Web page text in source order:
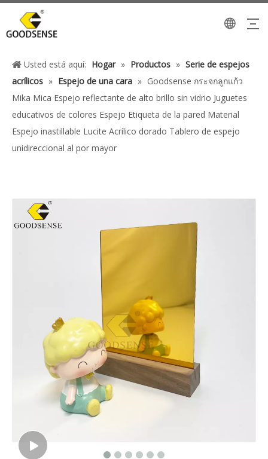
Usted está aquí: Hogar » Productos » Serie de espejos
acrílicos » Espejo de una cara » Goodsense กระจกลูกแก้ว
Mika Mica Espejo reflectante de alto brillo sin vidrio Juguetes
educativos de colores Espejo Etiqueta de la pared Material
Espejo inastillable Lucite Acrílico dorado Tablero de espejo
unidireccional al por mayor